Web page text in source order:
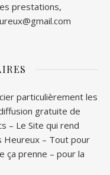
prestations,
particulièrement les
gratuite de
– Le Site qui rend
Heureux – Tout pour
ça prenne – pour la